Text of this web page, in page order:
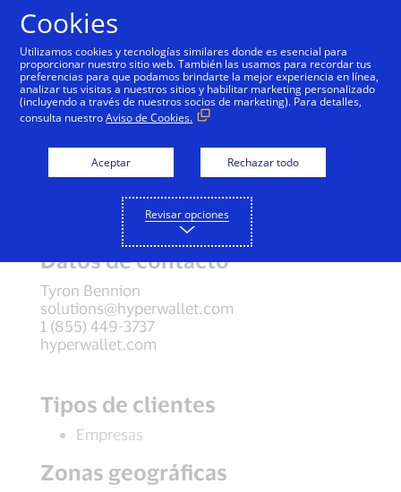
Descripción general de la
La sofisticada tecnología de pagos de
una forma rápida, eficiente y transparente de
distribuir fondos por todo el mundo.
Datos de contacto
Tyron Bennion
solutions@hyperwallet.com
1 (855) 449-3737
hyperwallet.com
Tipos de clientes
Empresas
Zonas geográficas
Cookies
Utilizamos cookies y tecnologías similares donde es esencial para
proporcionar nuestro sitio web. También las usamos para recordar tus
preferencias para que podamos brindarte la mejor experiencia en línea,
analizar tus visitas a nuestros sitios y habilitar marketing personalizado
(incluyendo a través de nuestros socios de marketing). Para detalles,
consulta nuestroAviso de Cookies.
Aceptar Rechazar todo
Revisar opciones